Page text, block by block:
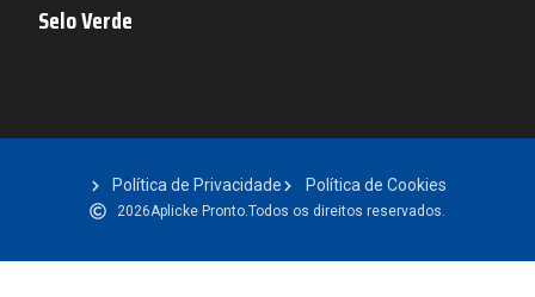
Selo Verde
Política de Privacidade Política de Cookies
2026Aplicke Pronto.Todos os direitos reservados.